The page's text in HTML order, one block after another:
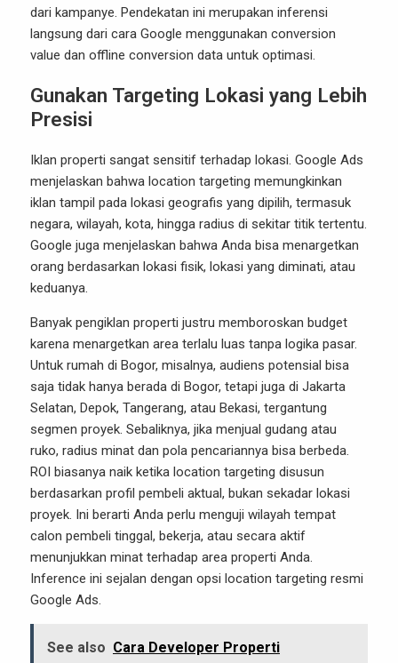
dari kampanye. Pendekatan ini merupakan inferensi
langsung dari cara Google menggunakan conversion
value dan offline conversion data untuk optimasi.
Gunakan Targeting Lokasi yang Lebih
Presisi
Iklan properti sangat sensitif terhadap lokasi. Google Ads
menjelaskan bahwa location targeting memungkinkan
iklan tampil pada lokasi geografis yang dipilih, termasuk
negara, wilayah, kota, hingga radius di sekitar titik tertentu.
Google juga menjelaskan bahwa Anda bisa menargetkan
orang berdasarkan lokasi fisik, lokasi yang diminati, atau
keduanya.
Banyak pengiklan properti justru memboroskan budget
karena menargetkan area terlalu luas tanpa logika pasar.
Untuk rumah di Bogor, misalnya, audiens potensial bisa
saja tidak hanya berada di Bogor, tetapi juga di Jakarta
Selatan, Depok, Tangerang, atau Bekasi, tergantung
segmen proyek. Sebaliknya, jika menjual gudang atau
ruko, radius minat dan pola pencariannya bisa berbeda.
ROI biasanya naik ketika location targeting disusun
berdasarkan profil pembeli aktual, bukan sekadar lokasi
proyek. Ini berarti Anda perlu menguji wilayah tempat
calon pembeli tinggal, bekerja, atau secara aktif
menunjukkan minat terhadap area properti Anda.
Inference ini sejalan dengan opsi location targeting resmi
Google Ads.
See also Cara Developer Properti